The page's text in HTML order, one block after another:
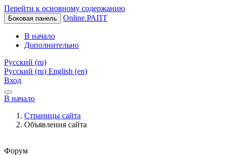
Перейти к основному содержанию
Боковая панель Online.РАПТ
В начало
Дополнительно
Русский ‎(ru)‎
Русский ‎(ru)‎ English ‎(en)‎
Вход
В начало
Страницы сайта
Объявления сайта
Форум